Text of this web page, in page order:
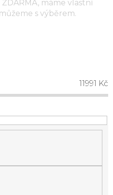
máme vlastní
s výběrem.
11991 Kč